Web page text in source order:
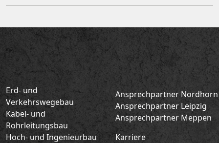
Erd- und
Verkehrswegebau
Kabel- und
Rohrleitungsbau
Hoch- und Ingenieurbau
Ansprechpartner Nordhorn
Ansprechpartner Leipzig
Ansprechpartner Meppen
Karriere